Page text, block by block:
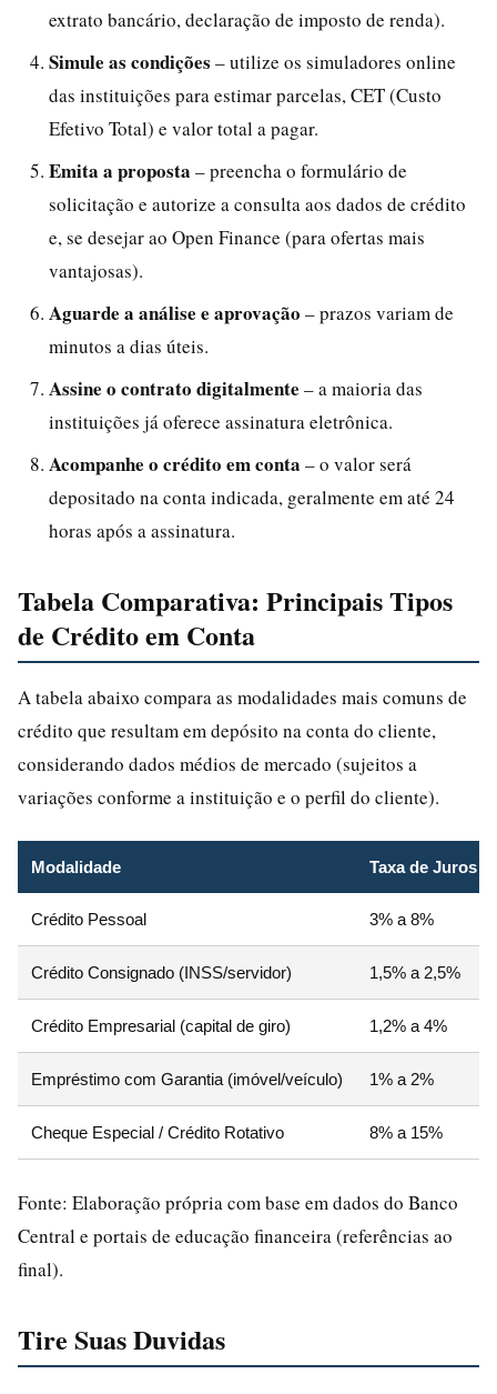
extrato bancário, declaração de imposto de renda).
Simule as condições – utilize os simuladores online
das instituições para estimar parcelas, CET (Custo
Efetivo Total) e valor total a pagar.
Emita a proposta – preencha o formulário de
solicitação e autorize a consulta aos dados de crédito
e, se desejar ao Open Finance (para ofertas mais
vantajosas).
Aguarde a análise e aprovação – prazos variam de
minutos a dias úteis.
Assine o contrato digitalmente – a maioria das
instituições já oferece assinatura eletrônica.
Acompanhe o crédito em conta – o valor será
depositado na conta indicada, geralmente em até 24
horas após a assinatura.
Tabela Comparativa: Principais Tipos
de Crédito em Conta
A tabela abaixo compara as modalidades mais comuns de
crédito que resultam em depósito na conta do cliente,
considerando dados médios de mercado (sujeitos a
variações conforme a instituição e o perfil do cliente).
Modalidade Taxa de Juros
Crédito Pessoal 3% a 8%
Crédito Consignado (INSS/servidor) 1,5% a 2,5%
Crédito Empresarial (capital de giro) 1,2% a 4%
Empréstimo com Garantia (imóvel/veículo) 1% a 2%
Cheque Especial / Crédito Rotativo 8% a 15%
Fonte: Elaboração própria com base em dados do Banco
Central e portais de educação financeira (referências ao
final).
Tire Suas Duvidas